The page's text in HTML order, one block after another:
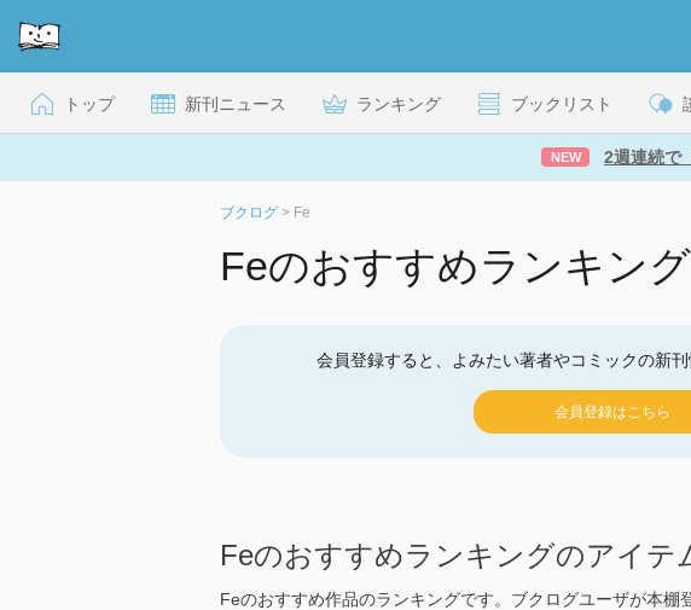
トップ 新刊ニュース ランキング ブックリスト
NEW 2週連続で
ブクログ > Fe
Feのおすすめランキング
会員登録すると、よみたい著者やコミックの新
会員登録はこちら
Feのおすすめランキングのアイテ
Feのおすすめ作品のランキングです。ブクログユーザが本棚